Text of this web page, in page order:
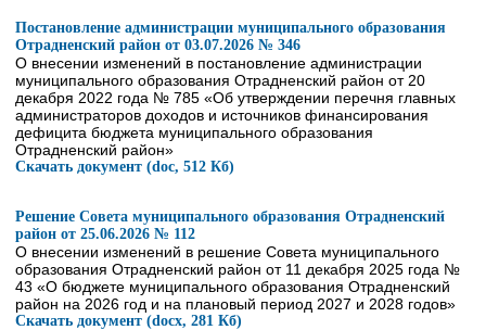
Постановление администрации муниципального образования
Отрадненский район от 03.07.2026 № 346
О внесении изменений в постановление администрации
муниципального образования Отрадненский район от 20
декабря 2022 года № 785 «Об утверждении перечня главных
администраторов доходов и источников финансирования
дефицита бюджета муниципального образования
Отрадненский район»
Скачать документ (doc, 512 Кб)
Решение Совета муниципального образования Отрадненский
район от 25.06.2026 № 112
О внесении изменений в решение Совета муниципального
образования Отрадненский район от 11 декабря 2025 года №
43 «О бюджете муниципального образования Отрадненский
район на 2026 год и на плановый период 2027 и 2028 годов»
Скачать документ (docx, 281 Кб)